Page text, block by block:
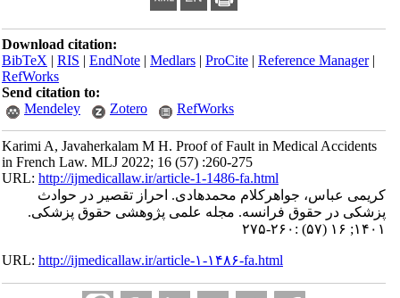
Download citation:
BibTeX|RIS|EndNote|Medlars|ProCite|Reference Manager
RefWorks
Send citation to:
Mendeley
Zotero RefWorks
Karimi A, Javaherkalam M H. Proof of Fault in Medical Accidents
in French Law. MLJ 2022; 16 (57) :260-275
URL:http://ijmedicallaw.ir/article-1-1486-fa.html
کریمی عباس، جواهرکلام محمدهادی. احراز تقصیر در حوادث
پزشکی در حقوق فرانسه. مجله علمی پژوهشی حقوق پزشکی.
۱۴۰۱; ۱۶ (۵۷) :۲۶۰-۲۷۵
URL:http://ijmedicallaw.ir/article-۱-۱۴۸۶-fa.html